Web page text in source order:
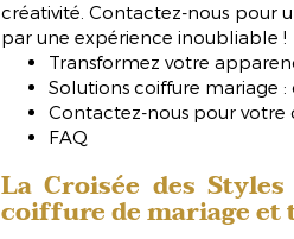
créativité. Contactez-nous pour
par une expérience inoubliable !
Transformez votre
Solutions coiffure mariage
Contactez-nous pour votre
FAQ
La Croisée des
coiffure de mariage